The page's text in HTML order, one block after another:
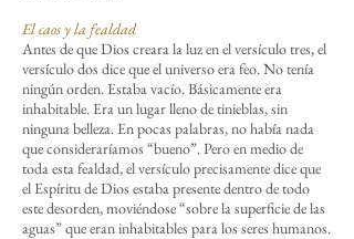
El caos y la fealdad
Antes de que Dios creara la luz en el versículo tres, el
versículo dos dice que el universo era feo. No tenía
ningún orden. Estaba vacío. Básicamente era
inhabitable. Era un lugar lleno de tinieblas, sin
ninguna belleza. En pocas palabras, no había nada
que consideraríamos “bueno”. Pero en medio de
toda esta fealdad, el versículo precisamente dice que
el Espíritu de Dios estaba presente dentro de todo
este desorden, moviéndose “sobre la superficie de las
aguas” que eran inhabitables para los seres humanos.